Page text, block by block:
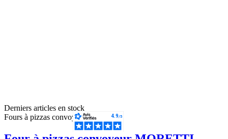
Derniers articles en stock
Fours à pizzas convoyeur